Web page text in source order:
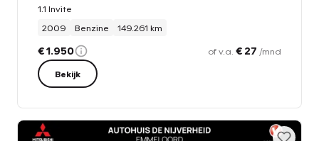
1.1 Invite
2009
Benzine 149.261 km
€ 1.950 of v.a. € 27 /mnd
Bekijk